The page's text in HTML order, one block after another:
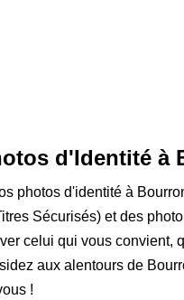
d'Identité à
photos d'identité à
Sécurisés) et des
celui qui vous
aux alentours de
!